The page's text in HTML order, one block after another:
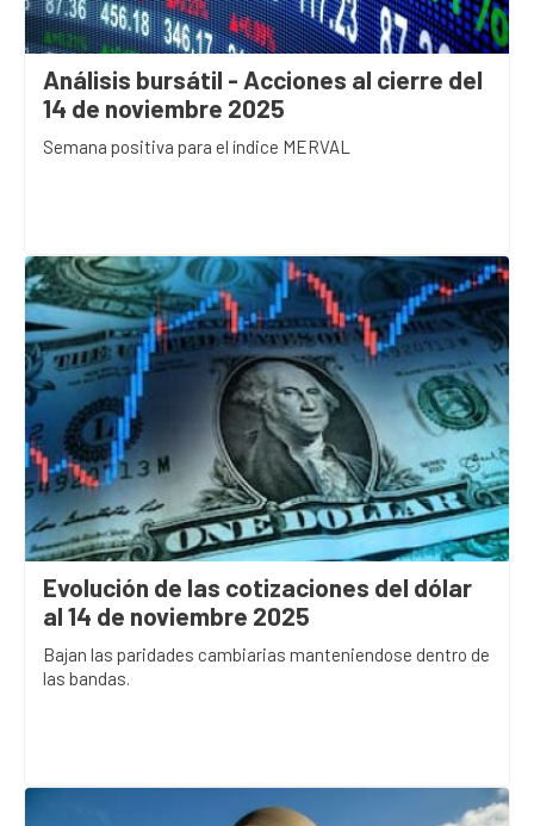
Análisis bursátil - Acciones al cierre del
14 de noviembre 2025
Semana positiva para el índice MERVAL
Evolución de las cotizaciones del dólar
al 14 de noviembre 2025
Bajan las paridades cambiarias manteniendose dentro de
las bandas.